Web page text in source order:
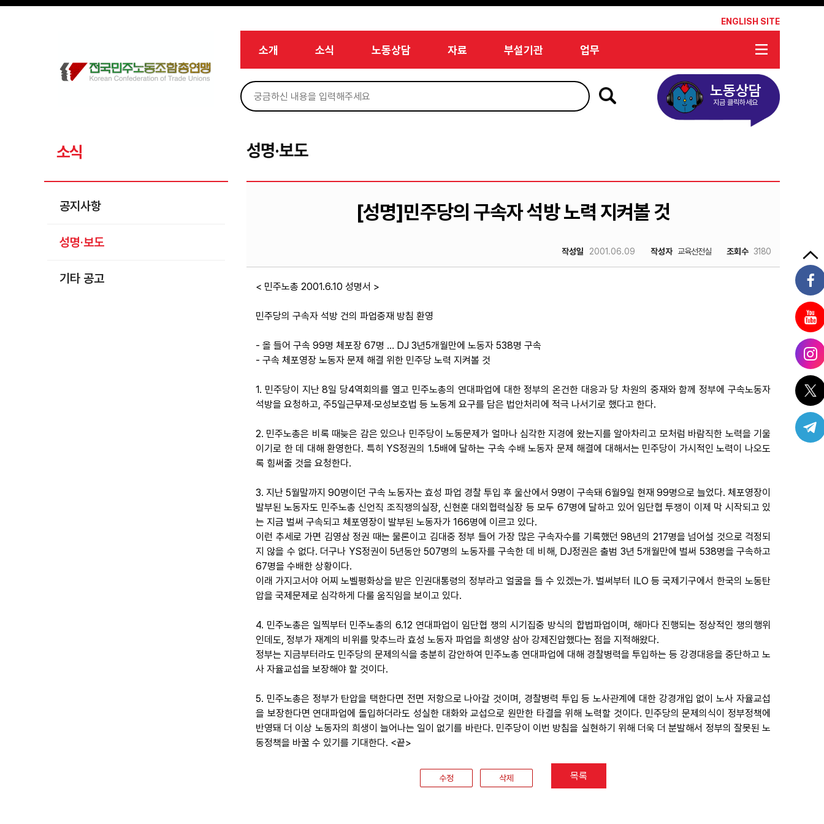
메뉴 건너뛰기
ENGLISH SITE
소개 소식 노동상담 자료 부설기관 업무
노동상담
지금 클릭하세요
소식
공지사항
성명·보도
기타 공고
성명·보도
[성명]민주당의 구속자 석방 노력 지켜볼 것
작성일 2001.06.09 작성자 교육선전실 조회수 3180
< 민주노총 2001.6.10 성명서 >
민주당의 구속자 석방 건의 파업중재 방침 환영
- 올 들어 구속 99명 체포장 67명 … DJ 3년5개월만에 노동자 538명 구속
- 구속 체포영장 노동자 문제 해결 위한 민주당 노력 지켜볼 것
1. 민주당이 지난 8일 당4역회의를 열고 민주노총의 연대파업에 대한 정부의 온건한 대응과 당 차원의 중재와 함께 정부에 구속노동자
석방을 요청하고, 주5일근무제·모성보호법 등 노동계 요구를 담은 법안처리에 적극 나서기로 했다고 한다.
2. 민주노총은 비록 때늦은 감은 있으나 민주당이 노동문제가 얼마나 심각한 지경에 왔는지를 알아차리고 모처럼 바람직한 노력을 기울
이기로 한 데 대해 환영한다. 특히 YS정권의 1.5배에 달하는 구속 수배 노동자 문제 해결에 대해서는 민주당이 가시적인 노력이 나오도
록 힘써줄 것을 요청한다.
3. 지난 5월말까지 90명이던 구속 노동자는 효성 파업 경찰 투입 후 울산에서 9명이 구속돼 6월9일 현재 99명으로 늘었다. 체포영장이
발부된 노동자도 민주노총 신언직 조직쟁의실장, 신현훈 대외협력실장 등 모두 67명에 달하고 있어 임단협 투쟁이 이제 막 시작되고 있
는 지금 벌써 구속되고 체포영장이 발부된 노동자가 166명에 이르고 있다.
이런 추세로 가면 김영삼 정권 때는 물론이고 김대중 정부 들어 가장 많은 구속자수를 기록했던 98년의 217명을 넘어설 것으로 걱정되
지 않을 수 없다. 더구나 YS정권이 5년동안 507명의 노동자를 구속한 데 비해, DJ정권은 출범 3년 5개월만에 벌써 538명을 구속하고
67명을 수배한 상황이다.
이래 가지고서야 어찌 노벨평화상을 받은 인권대통령의 정부라고 얼굴을 들 수 있겠는가. 벌써부터 ILO 등 국제기구에서 한국의 노동탄
압을 국제문제로 심각하게 다룰 움직임을 보이고 있다.
4. 민주노총은 일찍부터 민주노총의 6.12 연대파업이 임단협 쟁의 시기집중 방식의 합법파업이며, 해마다 진행되는 정상적인 쟁의행위
인데도, 정부가 재계의 비위를 맞추느라 효성 노동자 파업을 희생양 삼아 강제진압했다는 점을 지적해왔다.
정부는 지금부터라도 민주당의 문제의식을 충분히 감안하여 민주노총 연대파업에 대해 경찰병력을 투입하는 등 강경대응을 중단하고 노
사 자율교섭을 보장해야 할 것이다.
5. 민주노총은 정부가 탄압을 택한다면 전면 저항으로 나아갈 것이며, 경찰병력 투입 등 노사관계에 대한 강경개입 없이 노사 자율교섭
을 보장한다면 연대파업에 돌입하더라도 성실한 대화와 교섭으로 원만한 타결을 위해 노력할 것이다. 민주당의 문제의식이 정부정책에
반영돼 더 이상 노동자의 희생이 늘어나는 일이 없기를 바란다. 민주당이 이번 방침을 실현하기 위해 더욱 더 분발해서 정부의 잘못된 노
동정책을 바꿀 수 있기를 기대한다. <끝>
수정 삭제 목록
Sketchbook5, 스케치북5